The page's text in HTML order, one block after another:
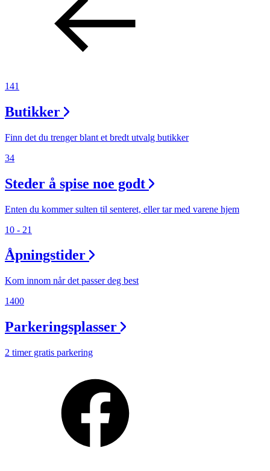
Åpningstider
Ledige stillinger
Magasin
Gavekort
141
Butikker
Finn det du trenger blant et bredt utvalg butikker
34
Steder å spise noe godt
Enten du kommer sulten til senteret, eller tar med varene hjem
10 - 21
Åpningstider
Kom innom når det passer deg best
1400
Parkeringsplasser
2 timer gratis parkering